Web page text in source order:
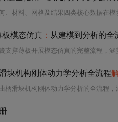
网格及结果四类核心数据在模块间的传递机制与最佳实践。涵盖原生几何共享、非线性材料温度关联、网格复
板模态仿真 ： 从建模到分析的全
模态仿真的完整流程，涵盖几何建模（含支撑点凸台创建）、弹簧连接定义（刚度、方向、接地设置）、边界条件配置、网格划分、
块机构刚体动力学分析全流程
学分析的全流程，涵盖几何处理、运动副定义（转动副/移动副）、驱动加载（速度/位移/力矩）、求解设置及后处理（位移/速度/加速度曲线、